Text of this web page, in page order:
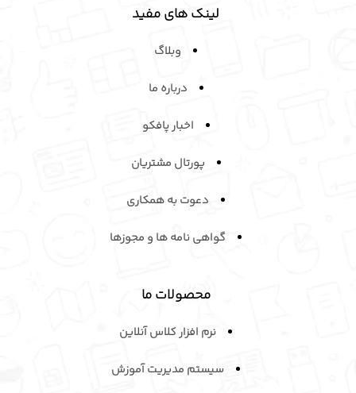
لینک های مفید
وبلاگ
درباره ما
اخبار پافکو
پورتال مشتریان
دعوت به همکاری
گواهی نامه ها و مجوزها
محصولات ما
نرم افزار کلاس آنلاین
سیستم مدیریت آموزش